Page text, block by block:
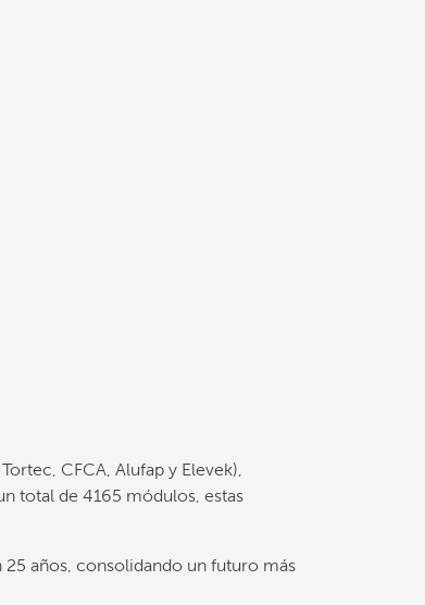
CFCA, Alufap y Elevek),
total de 4165 módulos, estas
años, consolidando un futuro más